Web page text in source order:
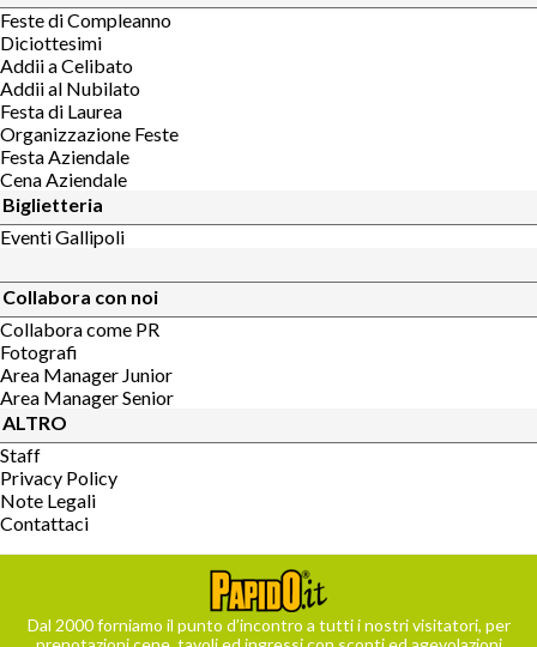
Feste di Compleanno
Diciottesimi
Addii a Celibato
Addii al Nubilato
Festa di Laurea
Organizzazione Feste
Festa Aziendale
Cena Aziendale
Biglietteria
Eventi Gallipoli
Collabora con noi
Collabora come PR
Fotografi
Area Manager Junior
Area Manager Senior
ALTRO
Staff
Privacy Policy
Note Legali
Contattaci
Dal 2000 forniamo il punto d’incontro a tutti i nostri visitatori, per